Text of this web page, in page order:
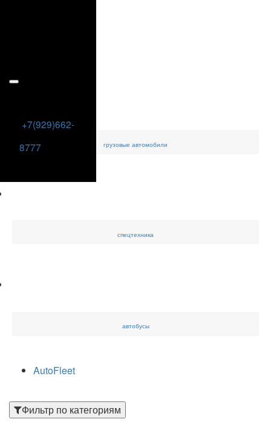
+7(929)662-
8777
грузовые автомобили
спецтехника
автобусы
AutoFleet
Фильтр по категориям